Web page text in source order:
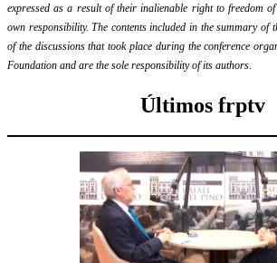
expressed as a result of their inalienable right to freedom
own responsibility. The contents included in the summary of
of the discussions that took place during the conference
Foundation and are the sole responsibility of its authors.
Últimos frptv